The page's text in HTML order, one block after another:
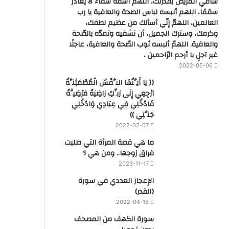
سقمًا، اللهم ألبسه لباس الصحة والعافية يا رب
العالمين، اللهمّ إنّي أسألك من عظيم لطفك،
وكرمك، وسترك الجميل، أن تشفيه وتمدّه بالصّحة
والعافية. اللهمّ ألبسه ثوب الصّحة والعافية، عاجلًا
غير آجلٍ يا أرحم الرّاحمين ،
2022-05-06
(( يَا أَيَّتُهَا النَّفْسُ الْمُطْمَئِنَّةُ
ارْجِعِي إِلَى رَبِّكِ رَاضِيَةً مَرْضِيَّةً
فَادْخُلِي فِي عِبَادِي وَادْخُلِي
جَنَّتِي ))
2022-02-07
ما هي قصة المرأة التي طلبت
فراق زوجها.. ومن هي ؟
2023-11-17
‏الإعجاز العددي في سورة
(القدر)
2022-04-18
سورة الكهف من المصحف